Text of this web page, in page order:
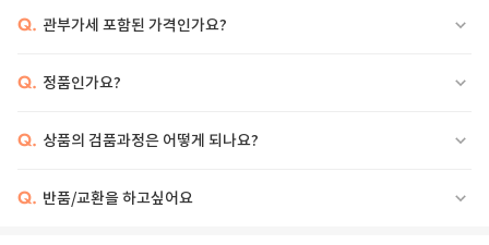
Q. 관부가세 포함된 가격인가요?
Q. 정품인가요?
Q. 상품의 검품과정은 어떻게 되나요?
Q. 반품/교환을 하고싶어요